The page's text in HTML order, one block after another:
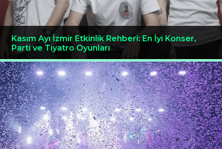
Kasım Ayı İzmir Etkinlik Rehberi: En İyi Konser,
Parti ve Tiyatro Oyunları